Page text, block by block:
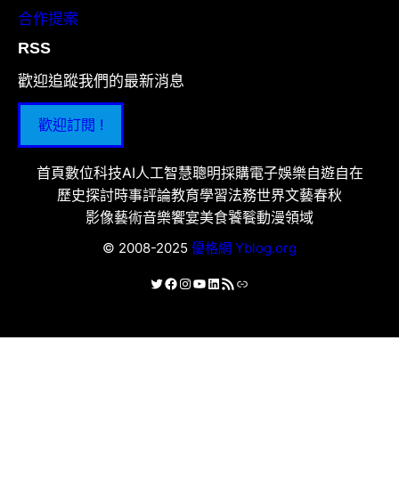
合作提案
RSS
歡迎追蹤我們的最新消息
歡迎訂閱 !
首頁數位科技AI人工智慧聰明採購電子娛樂自遊自在
歷史探討時事評論教育學習法務世界文藝春秋
影像藝術音樂饗宴美食饕餮動漫領域
© 2008-2025 優格網 Yblog.org
X Facebook
Instagram
YouTube
LinkedIn
RSS 資訊提供連結